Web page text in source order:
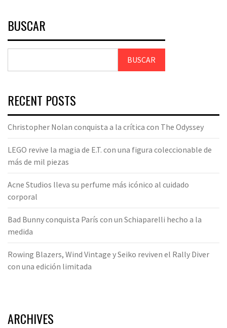
BUSCAR
BUSCAR
RECENT POSTS
Christopher Nolan conquista a la crítica con The Odyssey
LEGO revive la magia de E.T. con una figura coleccionable de
más de mil piezas
Acne Studios lleva su perfume más icónico al cuidado
corporal
Bad Bunny conquista París con un Schiaparelli hecho a la
medida
Rowing Blazers, Wind Vintage y Seiko reviven el Rally Diver
con una edición limitada
ARCHIVES